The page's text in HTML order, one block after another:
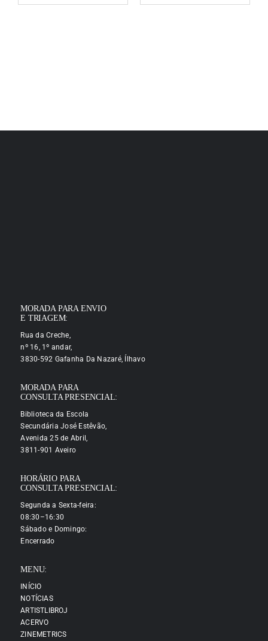
MORADA PARA ENVIO
E TRIAGEM:
Rua da Creche,
nº 16, 1º andar,
3830-592 Gafanha Da Nazaré, Ílhavo
MORADA PARA
CONSULTA PRESENCIAL:
Biblioteca da Escola
Secundária José Estêvão,
Avenida 25 de Abril,
3811-901 Aveiro
HORÁRIO PARA
CONSULTA PRESENCIAL:
Segunda a Sexta-feira:
08:30–16:30
Sábado e Domingo:
Encerrado
MENU:
INÍCIO
NOTÍCIAS
ARTISTLIBROJ
ACERVO
ZINEMETRICS